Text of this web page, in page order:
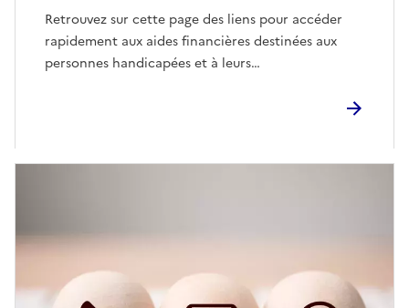
Retrouvez sur cette page des liens pour accéder
rapidement aux aides financières destinées aux
personnes handicapées et à leurs…